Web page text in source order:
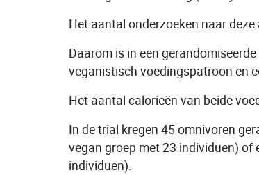
Het aantal onderzoeken naar
Daarom is in een
veganistisch voedingspatroon en
Het aantal calorieën van beide
In de trial kregen 45 omnivoren
vegan groep met 23 individuen) of
individuen).